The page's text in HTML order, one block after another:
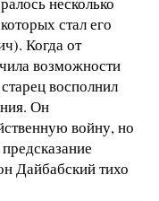
стал его
Когда от
возможности
восполнил
Он
войну, но
Дайбабский тихо